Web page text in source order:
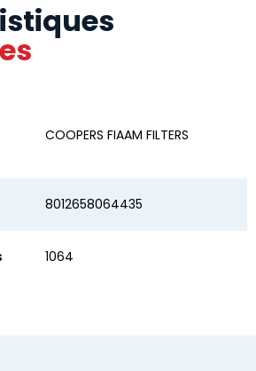
COOPERS FIAAM FILTERS
8012658064435
1064